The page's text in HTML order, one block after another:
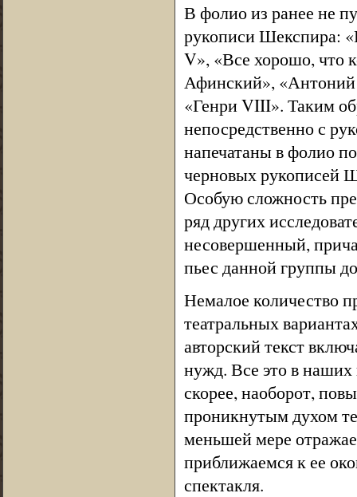
В фолио из ранее не
рукописи Шекспира:
V», «Все хорошо, что
Афинский», «Антоний
«Генри VIII». Таким
непосредственно с
напечатаны в фолио
черновых рукописей
Особую сложность
ряд других
несовершенный,
пьес данной группы
Немалое количество
театральных
авторский текст
нужд. Все это в наших
скорее, наоборот,
проникнутым духом
меньшей мере
приближаемся к ее
спектакля.